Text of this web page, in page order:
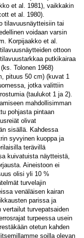
et al. 1981), vaikkakin
et al. 1980).
tilavuusnäytteisiin tai
voidaan varsin
Korpijaakko et al.
ottoon
putkikairaa
Tolonen 1968)
pituus 50 cm) (kuvat 1
jotka valittiin
(taulukot 1 ja 2).
mahdollisimman
pohjasta pintaan
olivat
sisällä. Kahdessa
syvyinen kuoppa ja
terävillä
kuivatuista näytteistä,
Aineistoon ei
olisi yli 10 %
turvelajin
venäläisen kairan
parissa ja
vertailut turvepatsaiden
turpeessa usein
otetun kahden
soilla olevan